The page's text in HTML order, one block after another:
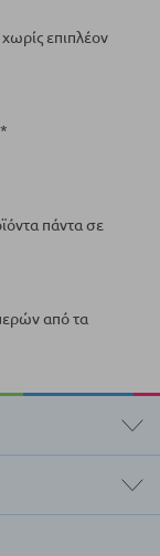
επιπλέον
πάντα σε
από τα